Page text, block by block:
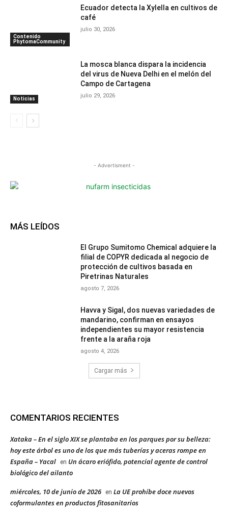
Contenido
PhytomaCommunity
Ecuador detecta la Xylella en cultivos de
café
julio 30, 2026
Noticias
La mosca blanca dispara la incidencia
del virus de Nueva Delhi en el melón del
Campo de Cartagena
julio 29, 2026
- Advertisment -
MÁS LEÍDOS
El Grupo Sumitomo Chemical adquiere la
filial de COPYR dedicada al negocio de
protección de cultivos basada en
Piretrinas Naturales
agosto 7, 2026
Havva y Sigal, dos nuevas variedades de
mandarino, confirman en ensayos
independientes su mayor resistencia
frente a la araña roja
agosto 4, 2026
Cargar más
COMENTARIOS RECIENTES
Xataka – En el siglo XIX se plantaba en los parques por su belleza:
hoy este árbol es uno de los que más tuberías y aceras rompe en
España – Yacal
en Un ácaro eriófido, potencial agente de control
biológico del ailanto
miércoles, 10 de junio de 2026 en La UE prohíbe doce nuevos
coformulantes en productos fitosanitarios